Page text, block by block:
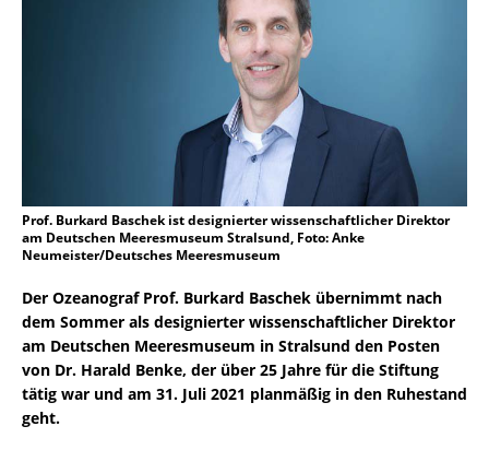
Prof. Burkard Baschek ist designierter wissenschaftlicher Direktor
am Deutschen Meeresmuseum Stralsund, Foto: Anke
Neumeister/Deutsches Meeresmuseum
Der Ozeanograf Prof. Burkard Baschek übernimmt nach
dem Sommer als designierter wissenschaftlicher Direktor
am Deutschen Meeresmuseum in Stralsund den Posten
von Dr. Harald Benke, der über 25 Jahre für die Stiftung
tätig war und am 31. Juli 2021 planmäßig in den Ruhestand
geht.